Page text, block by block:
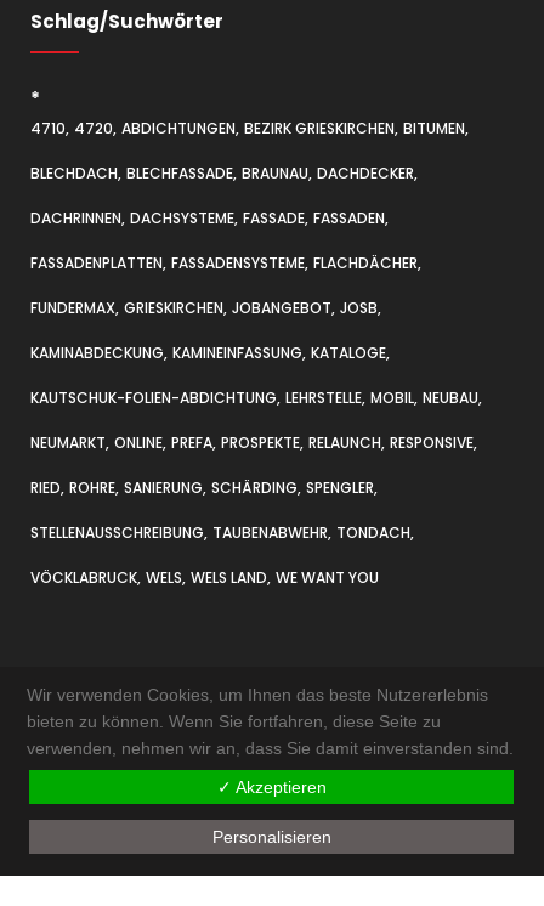
Schlag/Suchwörter
*
4710 4720 ABDICHTUNGEN BEZIRK GRIESKIRCHEN BITUMEN
BLECHDACH BLECHFASSADE BRAUNAU DACHDECKER
DACHRINNEN DACHSYSTEME FASSADE FASSADEN
FASSADENPLATTEN FASSADENSYSTEME FLACHDÄCHER
FUNDERMAX GRIESKIRCHEN JOBANGEBOT JOSB
KAMINABDECKUNG KAMINEINFASSUNG KATALOGE
KAUTSCHUK-FOLIEN-ABDICHTUNG LEHRSTELLE MOBIL NEUBAU
NEUMARKT ONLINE PREFA PROSPEKTE RELAUNCH RESPONSIVE
RIED ROHRE SANIERUNG SCHÄRDING SPENGLER
STELLENAUSSCHREIBUNG TAUBENABWEHR TONDACH
VÖCKLABRUCK WELS WELS LAND WE WANT YOU
KONTAKT & ANFAHRT
IMPRESSUM
AKTUELLES
Wir verwenden Cookies, um Ihnen das beste Nutzererlebnis
bieten zu können. Wenn Sie fortfahren, diese Seite zu
verwenden, nehmen wir an, dass Sie damit einverstanden sind.
✓ Akzeptieren
Personalisieren